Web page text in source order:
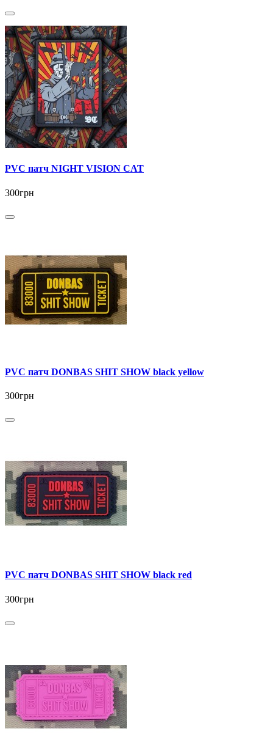
PVC патч NIGHT VISION CAT
300грн
PVC патч DONBAS SHIT SHOW black yellow
300грн
PVC патч DONBAS SHIT SHOW black red
300грн